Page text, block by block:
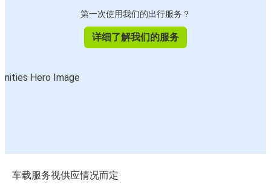
第一次使用我们的出行服务？
详细了解我们的服务
车载服务视供应情况而定